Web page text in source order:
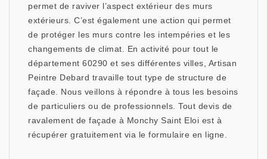
permet de raviver l’aspect extérieur des murs
extérieurs. C’est également une action qui permet
de protéger les murs contre les intempéries et les
changements de climat. En activité pour tout le
département 60290 et ses différentes villes, Artisan
Peintre Debard travaille tout type de structure de
façade. Nous veillons à répondre à tous les besoins
de particuliers ou de professionnels. Tout devis de
ravalement de façade à Monchy Saint Eloi est à
récupérer gratuitement via le formulaire en ligne.